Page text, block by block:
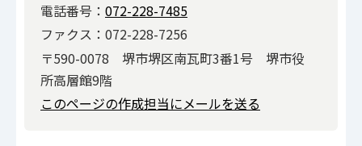
電話番号： 072-228-7485
ファクス：072-228-7256
〒590-0078 堺市堺区南瓦町3番1号 堺市役
所高層館9階
このページの作成担当にメールを送る